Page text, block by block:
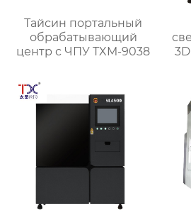
Тайсин портальный
обрабатывающий
центр с ЧПУ TXM-9038